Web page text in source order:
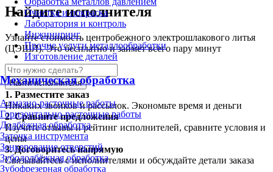
Очистка и покраска
Лаборатория и контроль
Инжиниринг
Прочие услуги металлообработки
Изготовление деталей
Механическая обработка
Алмазно-расточные работы
Горизонтально-расточные работы
Долбёжная обработка
Заточка инструмента
Зенкерование отверстий
Зубодолбёжная обработка
Зубофрезерная обработка
Найдите исполнителя
Узнайте стоимость центробежного электрошлакового литья
(ЦЭШЛ). Это бесплатно и займет всего пару минут
Найти исполнителя
1. Разместите заказ
Никаких звонков и рассылок. Экономьте время и деньги
2.Сравните предложения
Изучите отзывы и рейтинг исполнителей, сравните условия и
цены
3.Договоритесь напрямую
Связывайтесь с исполнителями и обсуждайте детали заказа